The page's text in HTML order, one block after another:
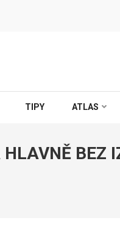
TIPY ATLAS
BEZ